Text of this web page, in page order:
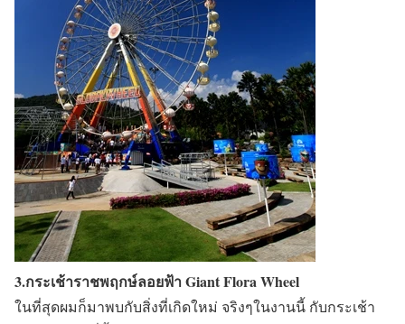
3.กระเช้าราชพฤกษ์ลอยฟ้า Giant Flora Wheel
ในที่สุดผมก็มาพบกับสิ่งที่เกิดใหม่ จริงๆในงานนี้ กับกระเช้า